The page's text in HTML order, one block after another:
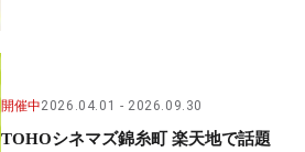
開催中2026.04.01 2026.09.30
TOHOシネマズ錦糸町 楽天地で話題